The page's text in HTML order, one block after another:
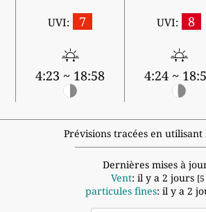
UVI: 7
4:23 ~ 18:58
UVI: 8
4:24 ~
Prévisions tracées en
Dernières mises à
Vent: il y a 2 jours
particules fines: il y a 2